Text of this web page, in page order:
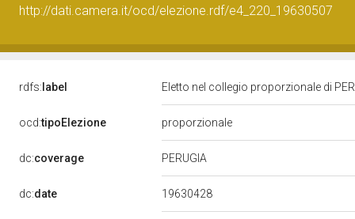
http://dati.camera.it/ocd/elezione.rdf/e4_220_19630507
rdfs: label Eletto nel collegio proporzionale di
ocd:tipoElezione proporzionale
dc:coverage PERUGIA
dc:date 19630428